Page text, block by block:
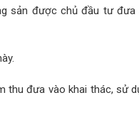
sản được chủ đầu tư đưa
thu đưa vào khai thác, sử